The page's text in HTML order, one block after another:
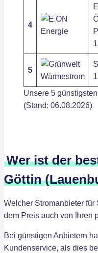
4
5
Unsere 5
(Stand: 06.08.2026)
Wer ist der
Göttin
Welcher Stromanbieter für
dem Preis auch von Ihren
Bei günstigen Anbietern
Kundenservice, als dies